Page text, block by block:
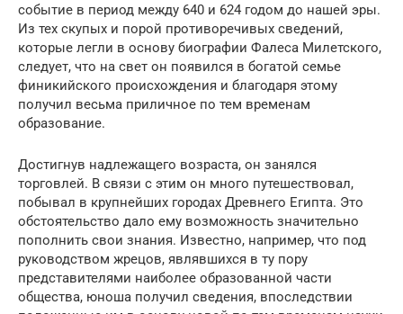
событие в период между 640 и 624 годом до нашей эры.
Из тех скупых и порой противоречивых сведений,
которые легли в основу биографии Фалеса Милетского,
следует, что на свет он появился в богатой семье
финикийского происхождения и благодаря этому
получил весьма приличное по тем временам
образование.
Достигнув надлежащего возраста, он занялся
торговлей. В связи с этим он много путешествовал,
побывал в крупнейших городах Древнего Египта. Это
обстоятельство дало ему возможность значительно
пополнить свои знания. Известно, например, что под
руководством жрецов, являвшихся в ту пору
представителями наиболее образованной части
общества, юноша получил сведения, впоследствии